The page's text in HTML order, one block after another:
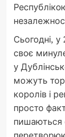
Сьогодні, у
своє
у
можуть
королів і
просто
пишаються